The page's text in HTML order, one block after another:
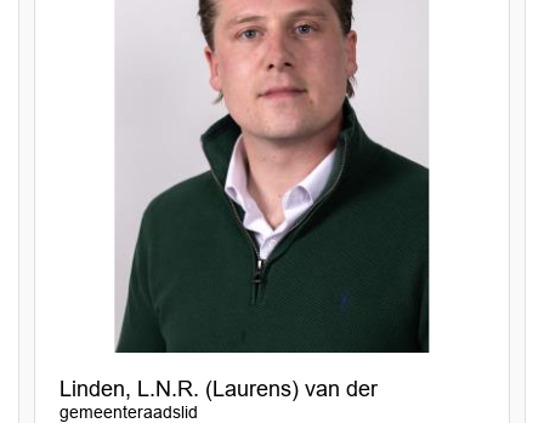
Linden, L.N.R. (Laurens) van der
gemeenteraadslid